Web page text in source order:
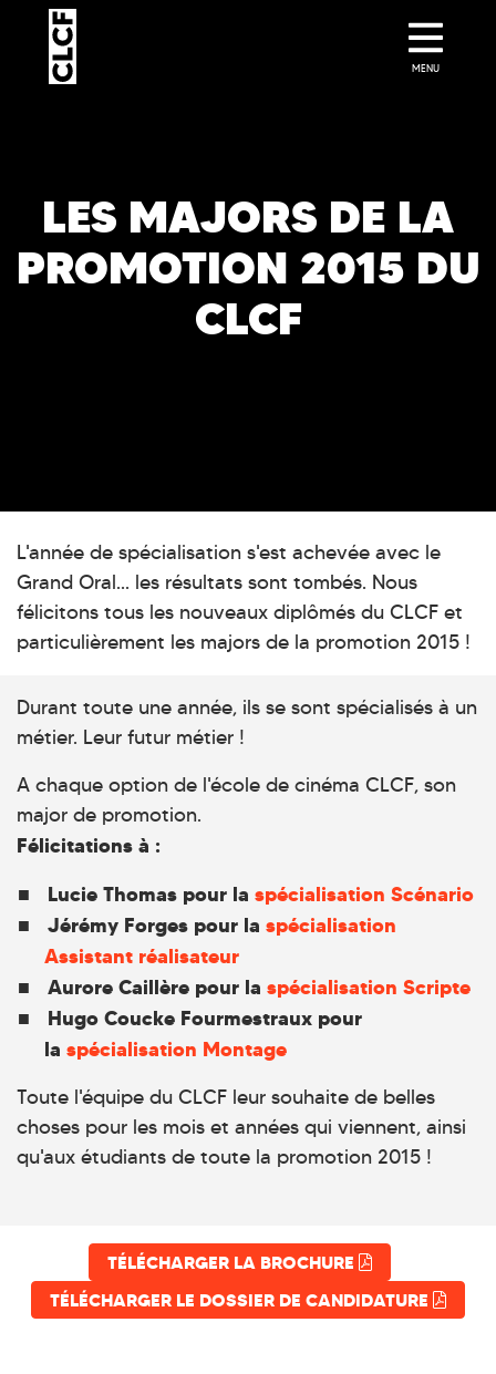
LES MAJORS DE LA
PROMOTION 2015 DU
CLCF
L'année de spécialisation s'est achevée avec le
Grand Oral... les résultats sont tombés. Nous
félicitons tous les nouveaux diplômés du CLCF et
particulièrement les majors de la promotion 2015 !
Durant toute une année, ils se sont spécialisés à un
métier. Leur futur métier !
A chaque option de l'école de cinéma CLCF, son
major de promotion.
Félicitations à :
Lucie Thomas pour la spécialisation Scénario
Jérémy Forges pour la spécialisation
Assistant réalisateur
Aurore Caillère pour la spécialisation Scripte
Hugo Coucke Fourmestraux pour
la spécialisation Montage
Toute l'équipe du CLCF leur souhaite de belles
choses pour les mois et années qui viennent, ainsi
qu'aux étudiants de toute la promotion 2015 !
TÉLÉCHARGER LA BROCHURE
TÉLÉCHARGER LE DOSSIER DE CANDIDATURE
MENU